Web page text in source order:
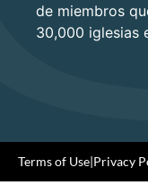
de miembros
30,000 iglesias
Terms of Use|Privacy